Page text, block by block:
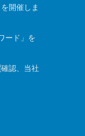
開催しま
ード」を
認、当社